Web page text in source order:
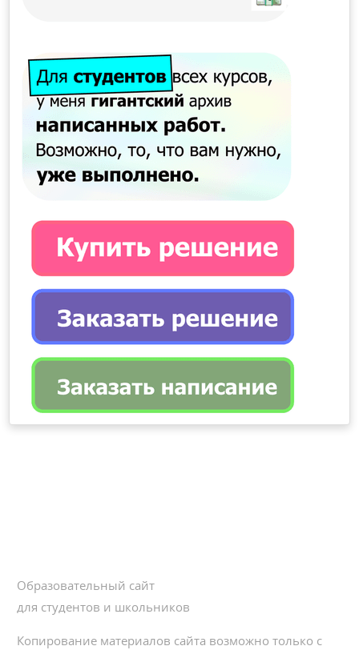
Образовательный сайт
для студентов и школьников
Копирование материалов сайта возможно только с